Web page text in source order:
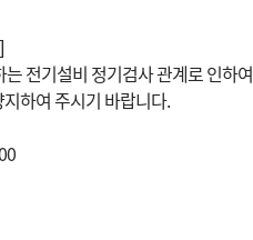
전기설비 정기검사 관계로 인하여
하여 주시기 바랍니다.